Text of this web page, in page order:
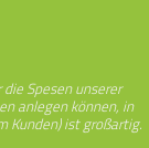
Spesen unserer
anlegen können, in
Kunden) ist großartig.